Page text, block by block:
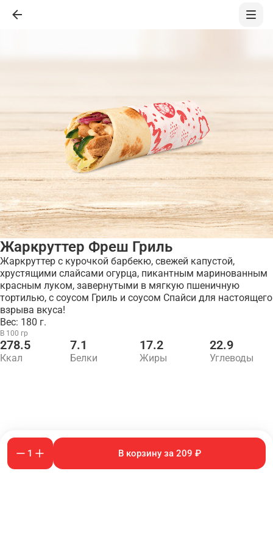
Жаркруттер Фреш Гриль
Жаркруттер с курочкой барбекю, свежей капустой,
хрустящими слайсами огурца, пикантным маринованным
красным луком, завернутыми в мягкую пшеничную
тортилью, с соусом Гриль и соусом Спайси для настоящего
взрыва вкуса!
Вес: 180 г.
В 100 гр
278.5
Ккал
7.1
Белки
17.2
Жиры
22.9
Углеводы
1 В корзину за 209 ₽